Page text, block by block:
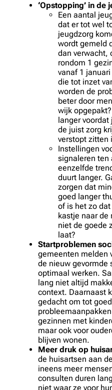
‘Opstopping’ in de
Een aantal
dat er tot wel
jeugdzorg
wordt gemeld
dan verwacht,
rondom 1
vanaf 1
die tot inzet
worden de
beter door
wijk
langer
de juist zorg
verstopt zitten
Instellingen
signaleren ten
eenzelfde
duurt langer.
zorgen dat
goed langer
of is het zo dat
kastje naar de
niet de goede
laat?
Startproblemen
gemeenten melden
de nieuw gevormde
optimaal werken.
lang niet altijd
context. Daarnaast
gedacht om tot
gezinnen met
maar ook voor
blijven wonen.
Meer druk op
de huisartsen aan
ineens meer
consulten duren
niet waar ze voor